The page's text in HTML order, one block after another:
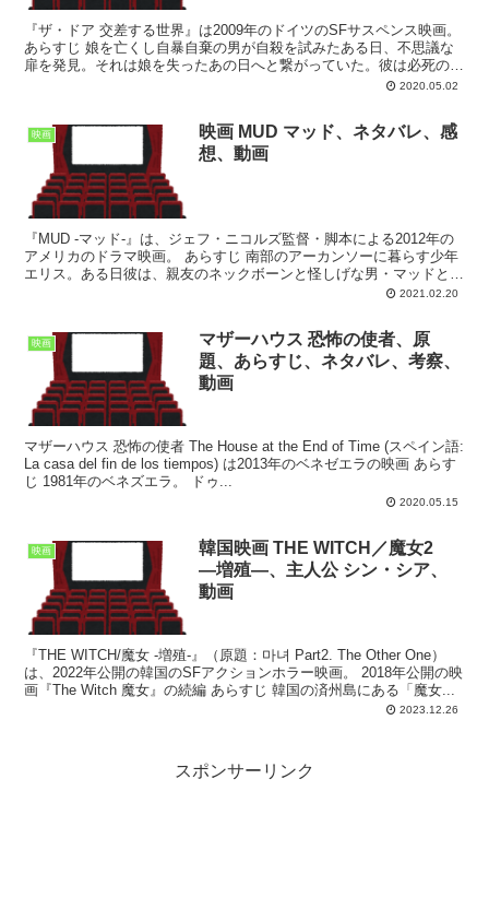
『ザ・ドア 交差する世界』は2009年のドイツのSFサスペンス映画。
あらすじ 娘を亡くし自暴自棄の男が自殺を試みたある日、不思議な
扉を発見。それは娘を失ったあの日へと繋がっていた。彼は必死の思
2020.05.02
映画
映画 MUD マッド、ネタバレ、感
想、動画
『MUD -マッド-』は、ジェフ・ニコルズ監督・脚本による2012年の
アメリカのドラマ映画。 あらすじ 南部のアーカンソーに暮らす少年
エリス。ある日彼は、親友のネックボーンと怪しげな男・マッドと遭
2021.02.20
映画
マザーハウス 恐怖の使者、原
題、あらすじ、ネタバレ、考察、
動画
マザーハウス 恐怖の使者 The House at the End of Time (スペイン語:
La casa del fin de los tiempos) は2013年のベネゼエラの映画 あらす
じ 1981年のベネズエラ。 ドゥ...
2020.05.15
映画
韓国映画 THE WITCH／魔女2
―増殖―、主人公 シン・シア、
動画
『THE WITCH/魔女 -増殖-』（原題：마녀 Part2. The Other One）
は、2022年公開の韓国のSFアクションホラー映画。 2018年公開の映
画『The Witch 魔女』の続編 あらすじ 韓国の済州島にある「魔女...
2023.12.26
スポンサーリンク